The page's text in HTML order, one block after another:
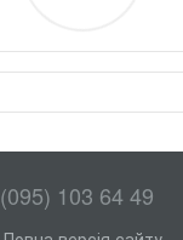
(095) 103 64 49